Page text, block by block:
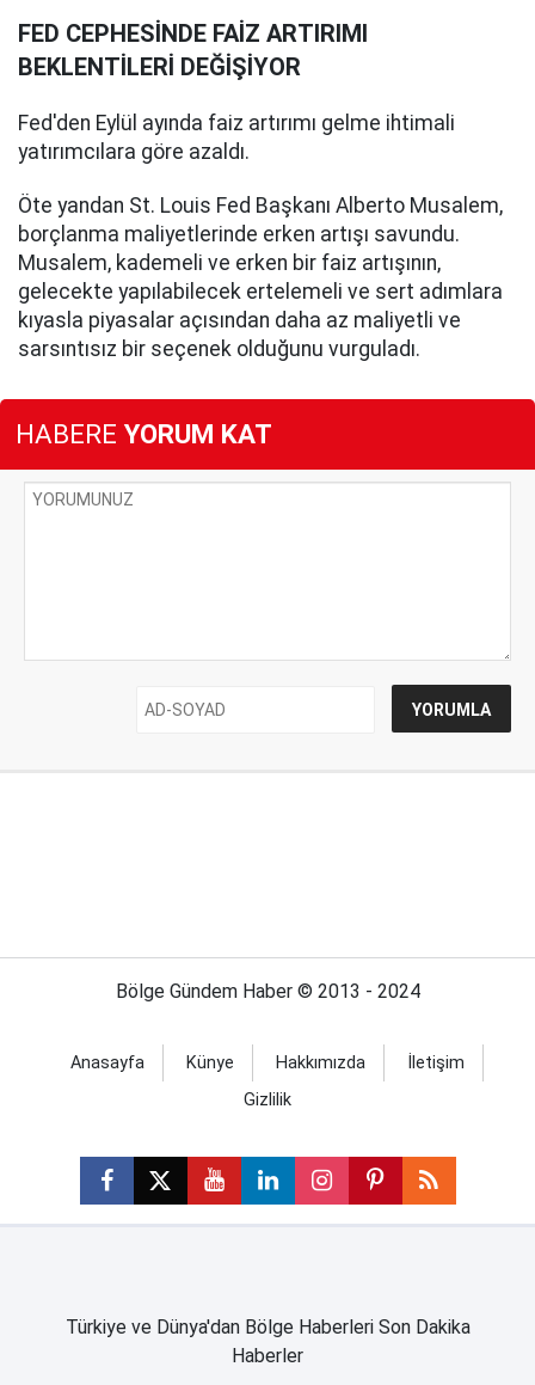
FED CEPHESİNDE FAİZ ARTIRIMI
BEKLENTİLERİ DEĞİŞİYOR
Fed'den Eylül ayında faiz artırımı gelme ihtimali
yatırımcılara göre azaldı.
Öte yandan St. Louis Fed Başkanı Alberto Musalem,
borçlanma maliyetlerinde erken artışı savundu.
Musalem, kademeli ve erken bir faiz artışının,
gelecekte yapılabilecek ertelemeli ve sert adımlara
kıyasla piyasalar açısından daha az maliyetli ve
sarsıntısız bir seçenek olduğunu vurguladı.
HABERE YORUM KAT
Bölge Gündem Haber © 2013 - 2024
Anasayfa Künye Hakkımızda
İletişim
Gizlilik
Türkiye ve Dünya'dan Bölge Haberleri Son Dakika
Haberler